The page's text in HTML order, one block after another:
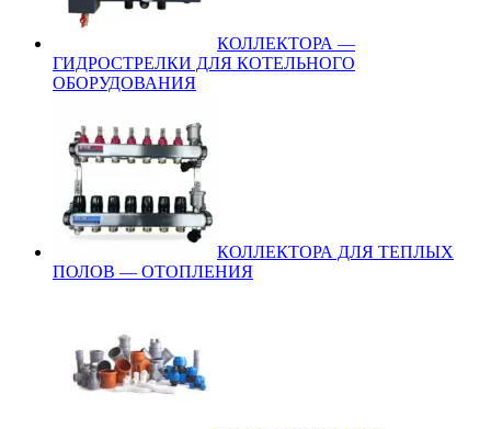
КОЛЛЕКТОРА —
ГИДРОСТРЕЛКИ ДЛЯ КОТЕЛЬНОГО
ОБОРУДОВАНИЯ
КОЛЛЕКТОРА ДЛЯ ТЕПЛЫХ
ПОЛОВ — ОТОПЛЕНИЯ